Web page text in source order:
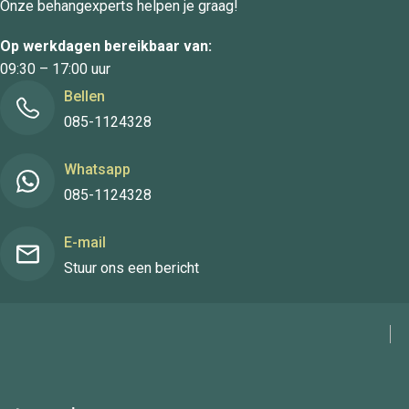
Onze behangexperts helpen je graag!
Op werkdagen bereikbaar van:
09:30 – 17:00 uur
Bellen
085-1124328
Whatsapp
085-1124328
E-mail
Stuur ons een bericht